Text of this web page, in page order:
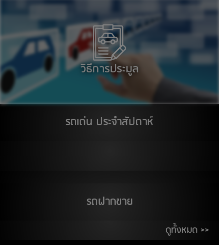
14
17 สิงหาคม 2569
ติวานนท์
สต๊อกแอพเพิล อุบลราชธานี
สิงหาคม 2569
วิธีการประมูล
รถเด่น ประจำสัปดาห์
รถฝากขาย
ดูทั้งหมด >>